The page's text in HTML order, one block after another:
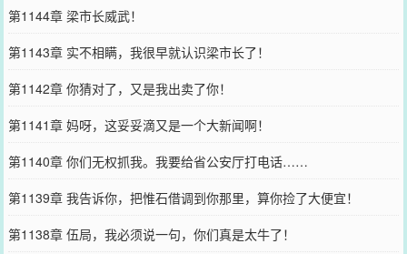
第1144章 梁市长威武！
第1143章 实不相瞒，我很早就认识梁市长了！
第1142章 你猜对了，又是我出卖了你！
第1141章 妈呀，这妥妥滴又是一个大新闻啊！
第1140章 你们无权抓我。我要给省公安厅打电话……
第1139章 我告诉你，把惟石借调到你那里，算你捡了大便宜！
第1138章 伍局，我必须说一句，你们真是太牛了！